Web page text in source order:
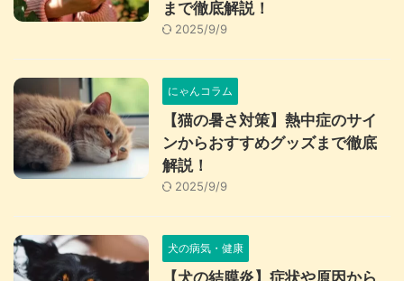
まで徹底解説！
2025/9/9
にゃんコラム
【猫の暑さ対策】熱中症のサイ
ンからおすすめグッズまで徹底
解説！
2025/9/9
犬の病気・健康
【犬の結膜炎】症状や原因から